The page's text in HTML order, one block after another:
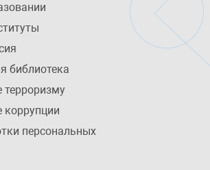
библиотека
терроризму
коррупции
персональных